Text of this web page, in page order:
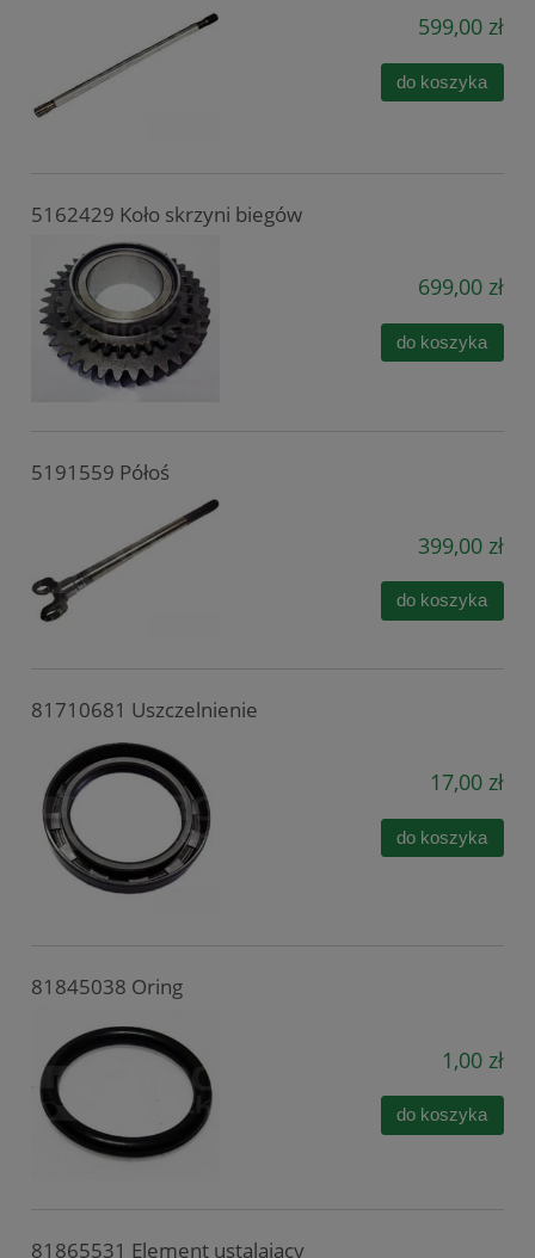
599,00 zł
do koszyka
5162429 Koło skrzyni biegów
699,00 zł
do koszyka
5191559 Półoś
399,00 zł
do koszyka
81710681 Uszczelnienie
17,00 zł
do koszyka
81845038 Oring
1,00 zł
do koszyka
81865531 Element ustalający